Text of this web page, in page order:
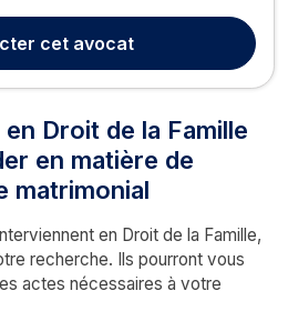
complexes telles que :
séparation de corps,
cet avocat
Droit de la Famille
en matière de
matrimonial
en Droit de la Famille,
recherche. Ils pourront vous
actes nécessaires à votre